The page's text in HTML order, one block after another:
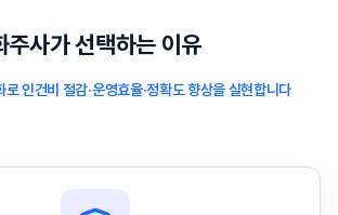
주사가 선택하는 이유
인건비 절감·운영효율·정확도 향상을 실현합니다